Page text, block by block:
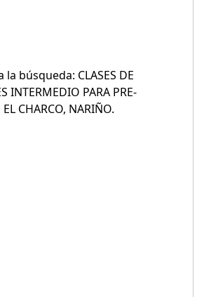
búsqueda: CLASES DE
INTERMEDIO PARA PRE-
CHARCO, NARIÑO.